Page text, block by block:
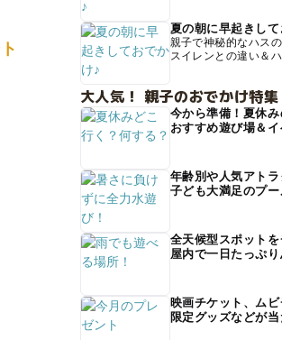
夏の朝に早起きし
親子で神秘的なハス
スイレンとの違い＆
大人気！ 親子のおでかけ特
今から準備！夏休
おすすめ遊び場＆
年齢別や人気アト
子ども大満足のプ
全天候型スポットを
屋内で一日たっぷ
映画チケット、ムビ
限定グッズなどが当